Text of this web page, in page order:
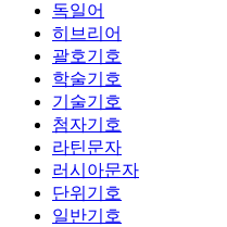
독일어
히브리어
괄호기호
학술기호
기술기호
첨자기호
라틴문자
러시아문자
단위기호
일반기호